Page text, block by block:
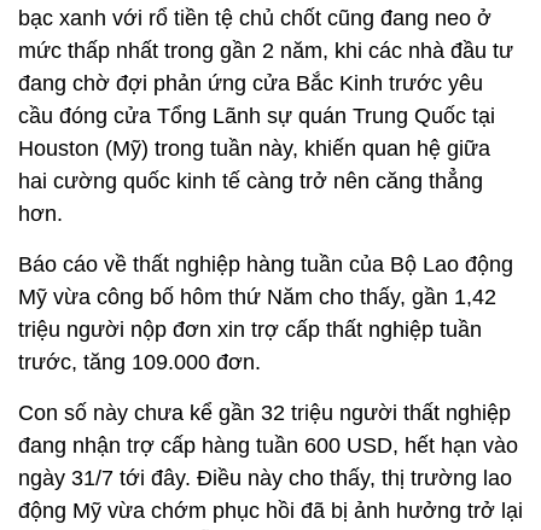
bạc xanh với rổ tiền tệ chủ chốt cũng đang neo ở
mức thấp nhất trong gần 2 năm, khi các nhà đầu tư
đang chờ đợi phản ứng cửa Bắc Kinh trước yêu
cầu đóng cửa Tổng Lãnh sự quán Trung Quốc tại
Houston (Mỹ) trong tuần này, khiến quan hệ giữa
hai cường quốc kinh tế càng trở nên căng thẳng
hơn.
Báo cáo về thất nghiệp hàng tuần của Bộ Lao động
Mỹ vừa công bố hôm thứ Năm cho thấy, gần 1,42
triệu người nộp đơn xin trợ cấp thất nghiệp tuần
trước, tăng 109.000 đơn.
Con số này chưa kể gần 32 triệu người thất nghiệp
đang nhận trợ cấp hàng tuần 600 USD, hết hạn vào
ngày 31/7 tới đây. Điều này cho thấy, thị trường lao
động Mỹ vừa chớm phục hồi đã bị ảnh hưởng trở lại